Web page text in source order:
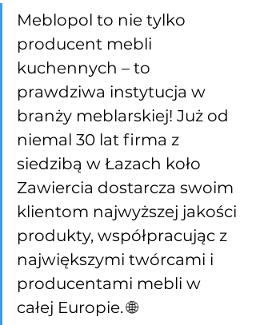
Meblopol to nie tylko
producent mebli
kuchennych – to
prawdziwa instytucja w
branży meblarskiej! Już od
niemal 30 lat firma z
siedzibą w Łazach koło
Zawiercia dostarcza swoim
klientom najwyższej jakości
produkty, współpracując z
największymi twórcami i
producentami mebli w
całej Europie. 🌐